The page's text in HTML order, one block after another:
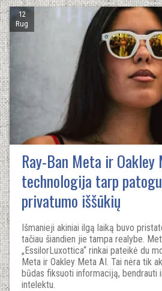
12
Rug
Ray-Ban Meta ir Oakley
technologija tarp
privatumo iššūkių
Išmanieji akiniai ilgą laiką buvo
tačiau šiandien jie tampa realybe.
„EssilorLuxottica“ rinkai pateikė du
Meta ir Oakley Meta AI. Tai nėra tik
būdas fiksuoti informaciją, bendrauti
intelektu.